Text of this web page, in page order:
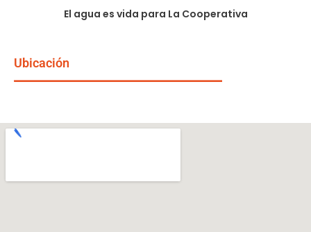
El agua es vida para La Cooperativa
Ubicación